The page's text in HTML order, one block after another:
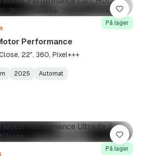
På lager
Performance
22", 360, Pixel+++
2025
Automat
Lagre
På lager
Lagre